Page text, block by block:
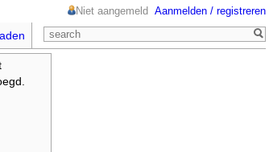
Niet aangemeld Aanmelden / registreren